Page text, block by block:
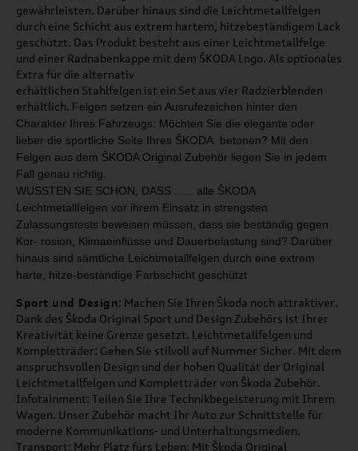
gewährleisten. Darüber hinaus sind die Leichtmetallfelgen
durch eine Schicht aus extrem hartem, hitzebeständigem Lack
geschützt. Das Produkt besteht aus einer Leichtmetallfelge
und einer Radnabenkappe mit dem ŠKODA Logo. Als optionales
Extra für die alternativ
erhältlichen Stahlfelgen ist ein Set aus vier Radzierblenden
erhältlich. Felgen setzen ein Ausrufezeichen hinter den
Charakter Ihres Fahrzeugs: Möchten Sie die elegante oder
lieber die sportliche Seite Ihres ŠKODA betonen? Mit den
Felgen aus dem ŠKODA Original Zubehör liegen Sie in jedem
Fall genau richtig.
WUSSTEN SIE SCHON, DASS ...
... alle ŠKODA
Leichtmetallfelgen vor ihrem Einsatz in strengsten
Zulassungstests beweisen müssen, dass sie beständig gegen
Kor- rosion, Klimaeinflüsse und Dauer­belastung sind? Darüber
hinaus sind sämtliche Leichtmetallfelgen durch eine extrem
harte, hitze-beständige Farbschicht geschützt
Sport und Design: Machen Sie Ihren Škoda noch attraktiver.
Dank des Škoda Original Sport und Design Zubehörs ist Ihrer
Kreativität keine Grenze gesetzt. Leichtmetallfelgen und
Kompletträder: Gehen Sie stilvoll auf Nummer Sicher. Mit dem
anspruchsvollen Design und der hohen Qualität der Original
Leichtmetallfelgen und Kompletträder von Škoda Zubehör.
Infotainment: Teilen Sie Ihre Technikbegeisterung mit Ihrem
Wagen. Unser Zubehör macht Ihr Auto zur Schnittstelle für
moderne Kommunikations- und Unterhaltungsmedien.
Transport: Mehr Platz fürs Leben: Mit Škoda Original